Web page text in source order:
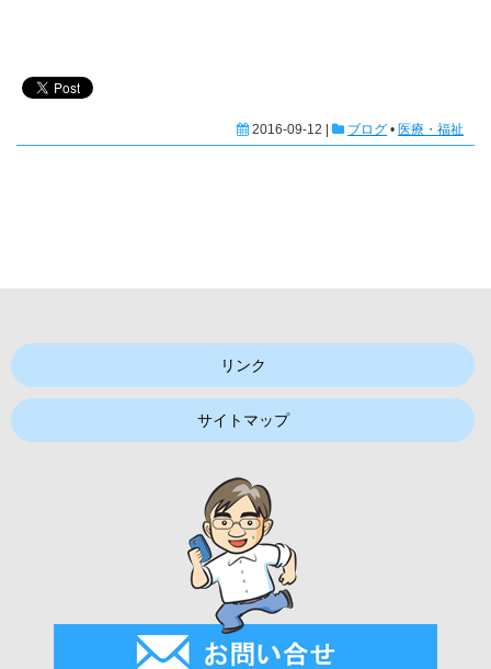
2016-09-12 | ブログ • 医療・福祉
リンク
サイトマップ